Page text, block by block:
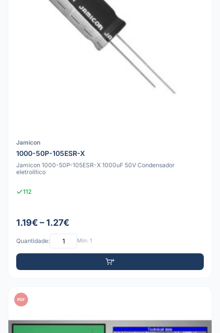
Jamicon
1000-50P-105ESR-X
Jamicon 1000-50P-105ESR-X 1000uF 50V Condensador
eletrolítico
112
1.19€ – 1.27€
Quantidade: Mín: 1
PDF